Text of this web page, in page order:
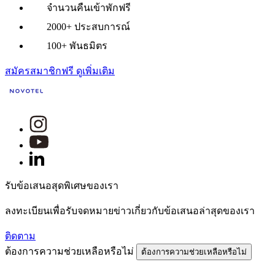
จำนวนคืนเข้าพักฟรี
2000+ ประสบการณ์
100+ พันธมิตร
สมัครสมาชิกฟรี ดูเพิ่มเติม
รับข้อเสนอสุดพิเศษของเรา
ลงทะเบียนเพื่อรับจดหมายข่าวเกี่ยวกับข้อเสนอล่าสุดของเรา
ติดตาม
ต้องการความช่วยเหลือหรือไม่
ต้องการความช่วยเหลือหรือไม่